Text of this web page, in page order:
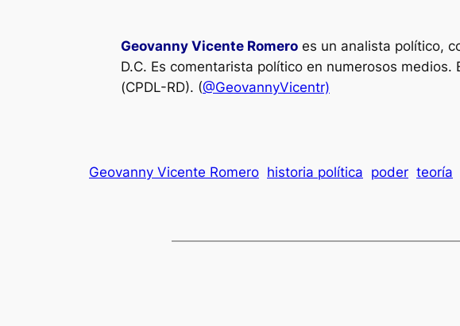
Geovanny Vicente Romero es un analista político,
D.C. Es comentarista político en numerosos
(CPDL-RD). (@GeovannyVicentr)
Geovanny Vicente Romero historia política poder teoría